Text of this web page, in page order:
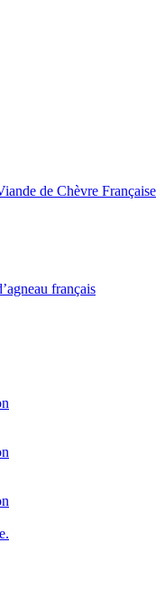
de Chèvre Française
français